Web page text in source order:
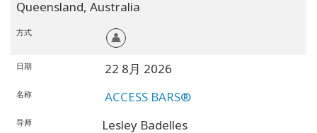
Queensland, Australia
方式
日期 22 8月 2026
名称 ACCESS BARS®
导师 Lesley Badelles